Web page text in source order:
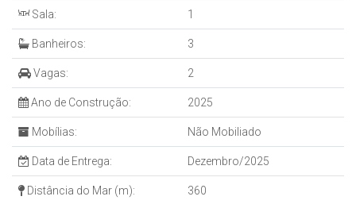
Sala: 1
Banheiros: 3
Vagas: 2
Ano de Construção: 2025
Mobílias: Não Mobiliado
Data de Entrega: Dezembro/2025
Distância do Mar (m): 360